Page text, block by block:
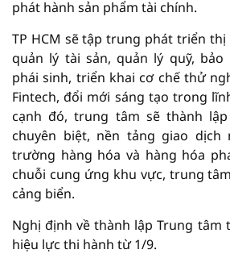
phát hành sản phẩm tài chính.
TP HCM sẽ tập trung phát triển
quản lý tài sản, quản lý quỹ, bảo
phái sinh, triển khai cơ chế thử
Fintech, đổi mới sáng tạo trong
cạnh đó, trung tâm sẽ thành
chuyên biệt, nền tảng giao
trường hàng hóa và hàng hóa
chuỗi cung ứng khu vực, trung
cảng biển.
Nghị định về thành lập Trung tâm
hiệu lực thi hành từ 1/9.